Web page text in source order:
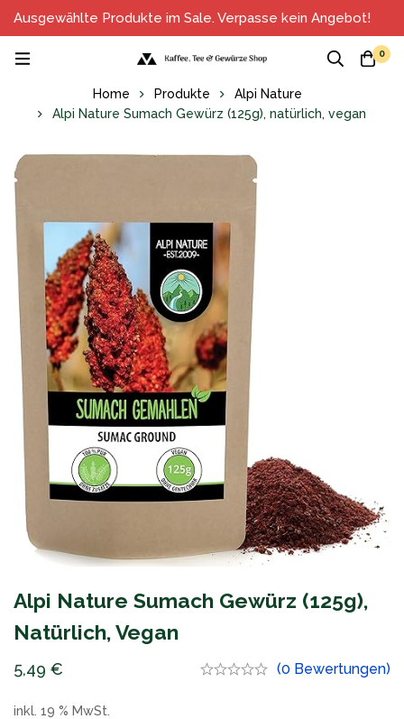
Ausgewählte Produkte im Sale. Verpasse kein Angebot!
0
Home Produkte
Alpi Nature
Alpi Nature Sumach Gewürz (125g), natürlich, vegan
Alpi Nature Sumach Gewürz (125g),
Natürlich, Vegan
5,49 € (0 Bewertungen)
inkl. 19 % MwSt.